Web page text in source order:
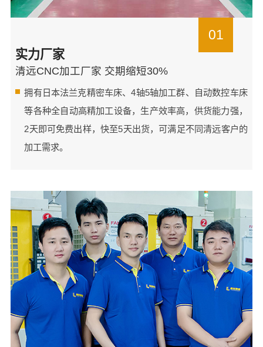
01
实力厂家
清远CNC加工厂家 交期缩短30%
拥有日本法兰克精密车床、4轴5轴加工群、自动数控车床
等各种全自动高精加工设备，生产效率高，供货能力强，
2天即可免费出样，快至5天出货，可满足不同清远客户的
加工需求。